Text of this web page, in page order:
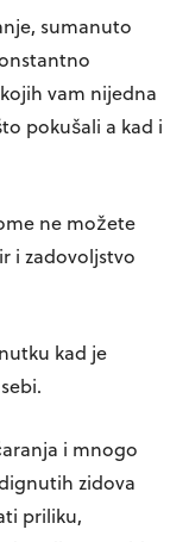
sumanuto
vam nijedna
pokušali a kad i
ne možete
i zadovoljstvo
kad je
i mnogo
zidova
priliku,